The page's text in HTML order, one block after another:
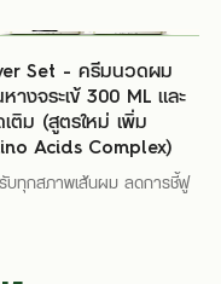
Set - ครีมนวดผม
างจระเข้ 300 ML และ
ติม (สูตรใหม่ เพิ่ม
Acids Complex)
บทุกสภาพเส้นผม ลดการชี้ฟู